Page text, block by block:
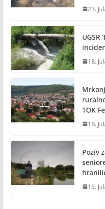
23.
UGSR
18.
TOK
16.
Poziv
15.